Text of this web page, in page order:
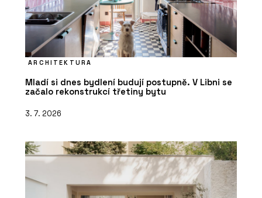
ARCHITEKTURA
Mladí si dnes bydlení budují postupně. V Libni se
začalo rekonstrukcí třetiny bytu
3. 7. 2026